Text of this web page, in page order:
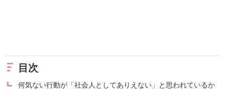
目次
何気ない行動が「社会人としてありえない」と思われているか